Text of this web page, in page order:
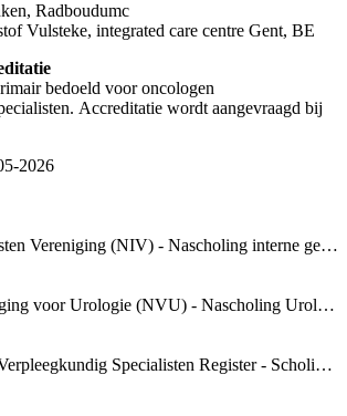
Radboudumc
Vulsteke, integrated care centre Gent, BE
bedoeld voor oncologen
Accreditatie wordt aangevraagd bij
2026
Nederlandse Internisten Vereniging (NIV) - Nascholing interne geneeskunde
Nederlandse Vereniging voor Urologie (NVU) - Nascholing Urologie
Accreditatiebureau Verpleegkundig Specialisten Register - Scholing verpleegkundig specialisten